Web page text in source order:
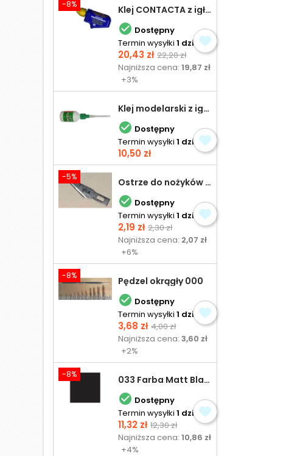
-8% Klej CONTACTA z igłą do plastiku 25,0 g
 Dostępny
Termin wysyłki 1 dzień
Cena
20,43 zł Cena
podstawowa
22,20 zł
Najniższa cena:19,87 zł
+3%
Klej modelarski z igłą 30 ml
 Dostępny
Termin wysyłki 1 dzień
Cena
10,50 zł
-5% Ostrze do nożyków Excel
 Dostępny
Termin wysyłki 1 dzień
Cena
2,19 zł Cena
podstawowa
2,30 zł
Najniższa cena: 2,07 zł
+6%
-8% Pędzel okrągły 000
 Dostępny
Termin wysyłki 1 dzień
Cena
3,68 zł Cena
podstawowa
4,00 zł
Najniższa cena:3,60 zł
+2%
-8% 033 Farba Matt Black - olejna
 Dostępny
Termin wysyłki 1 dzień
Cena
11,32 zł Cena
podstawowa
12,30 zł
Najniższa cena:10,86 zł
+4%